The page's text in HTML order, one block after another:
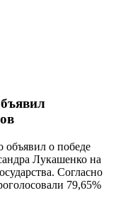
о победе
Лукашенко на
Согласно
79,65%